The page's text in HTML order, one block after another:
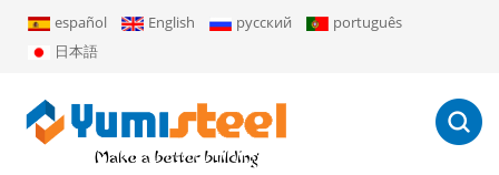
español English русский
português
日本語